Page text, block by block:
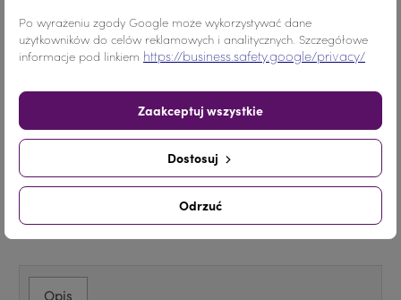
Nr.Kategorii nr. katalogowy 109b
Dodaj do koszyka
Pinterest
Opis
Po wyrażeniu zgody Google może wykorzystywać dane
użytkowników do celów reklamowych i analitycznych. Szczegółowe
informacje pod linkiem https://business.safety.google/privacy/
Odrzuć
Dostosuj
Zaakceptuj wszystkie